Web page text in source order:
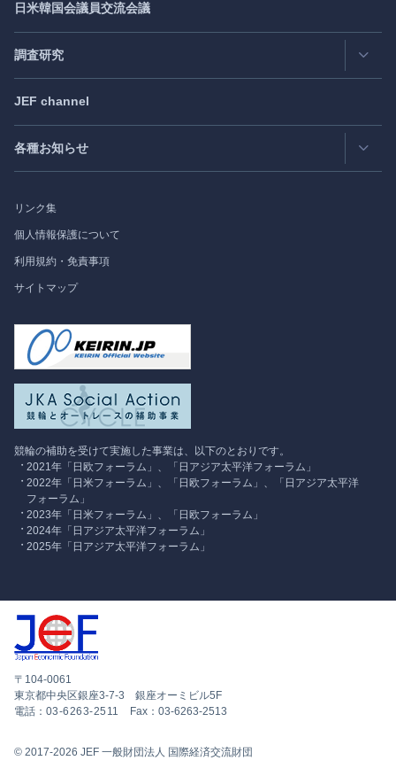
Exclusive Interview
日アジア太平洋フォーラム
日米フォーラム
日欧フォーラム
過去の実績
日米韓国会議員交流会議
調査研究
研究会
出版物
受託事業
JEF channel
各種お知らせ
フォーラム情報
調査研究
リンク集
個人情報保護について
利用規約・免責事項
サイトマップ
競輪の補助を受けて実施した事業は、以下のとおりです。
2021年「日欧フォーラム」、「日アジア太平洋フォーラム」
2022年「日米フォーラム」、「日欧フォーラム」、「日アジア太平洋
フォーラム」
2023年「日米フォーラム」、「日欧フォーラム」
2024年「日アジア太平洋フォーラム」
2025年「日アジア太平洋フォーラム」
〒104-0061
東京都中央区銀座3-7-3 銀座オーミビル5F
電話： 03-6263-2511 Fax：03-6263-2513
© 2017-2026 JEF 一般財団法人 国際経済交流財団